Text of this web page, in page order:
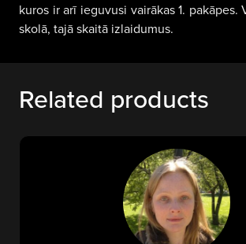
kuros ir arī ieguvusi vairākas 1. pakāpes.
skolā, tajā skaitā izlaidumus.
Related products